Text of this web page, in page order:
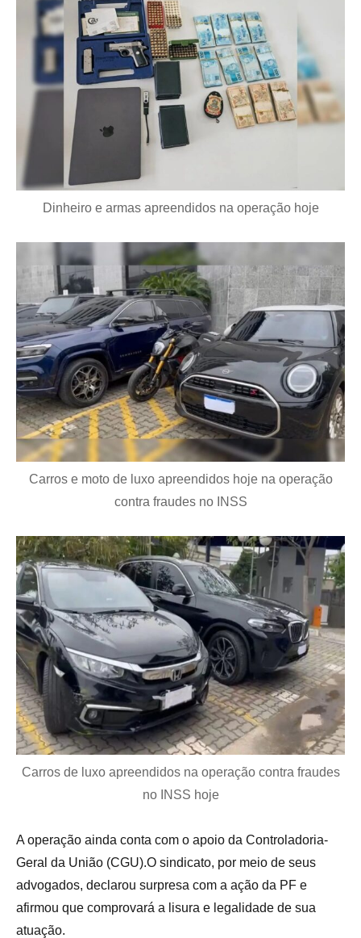
Dinheiro e armas apreendidos na operação hoje
Carros e moto de luxo apreendidos hoje na operação
contra fraudes no INSS
Carros de luxo apreendidos na operação contra fraudes
no INSS hoje
A operação ainda conta com o apoio da Controladoria-
Geral da União (CGU).O sindicato, por meio de seus
advogados, declarou surpresa com a ação da PF e
afirmou que comprovará a lisura e legalidade de sua
atuação.